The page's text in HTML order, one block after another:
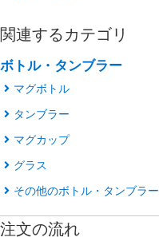
関連するカテゴリ
ボトル・タンブラー
マグボトル
タンブラー
マグカップ
グラス
その他のボトル・タンブラー
注文の流れ